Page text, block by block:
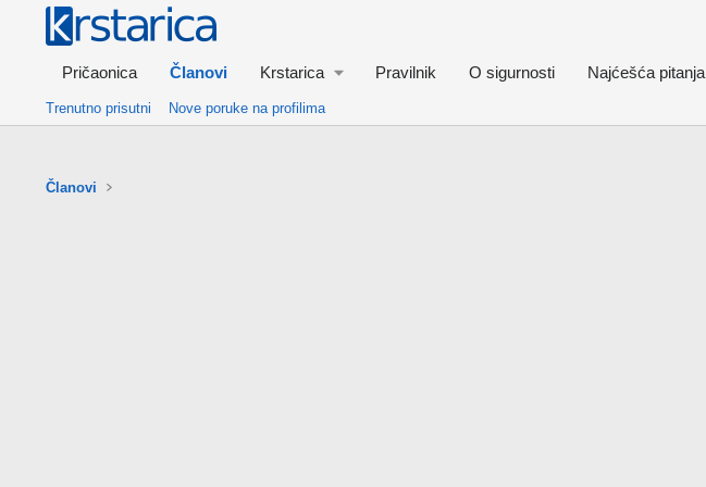
Pričaonica Članovi Krstarica Pravilnik O sigurnosti Najćešća pitanja
Trenutno prisutni Nove poruke na profilima
Članovi